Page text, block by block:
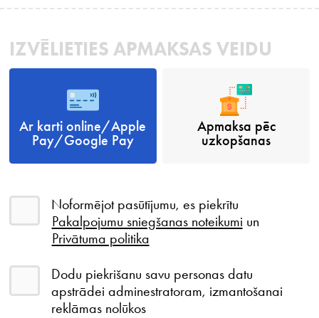
IZVĒLIETIES APMAKSAS VEIDU
Ar karti online/Apple
Pay/Google Pay
Apmaksa pēc
uzkopšanas
Noformējot pasūtījumu, es piekrītu
Pakalpojumu sniegšanas noteikumi un
Privātuma politika
Dodu piekrišanu savu personas datu
apstrādei adminestratoram, izmantošanai
reklāmas nolūkos